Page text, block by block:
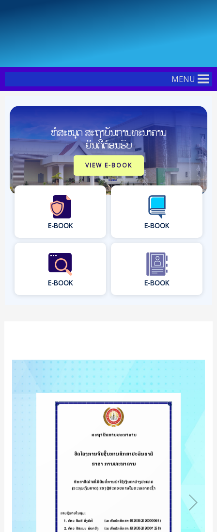
MENU
ຫໍສະໝຸດ ສະຖາບັນການທະນາຄານ
ຍິນດີຕ້ອນຮັບ
VIEW E-BOOK
E-BOOK E-BOOK
E-BOOK E-BOOK